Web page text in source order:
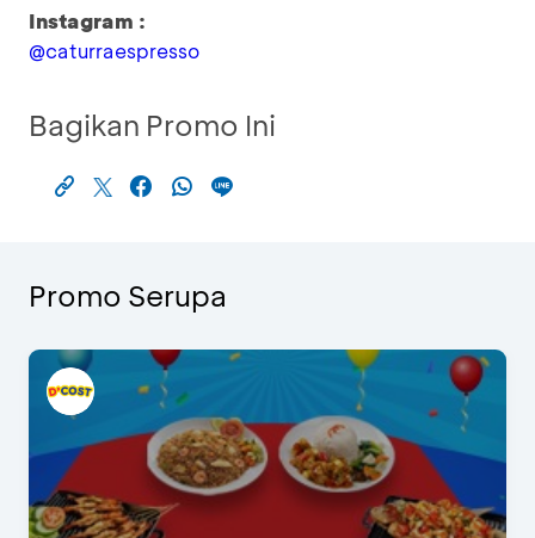
Instagram :
@caturraespresso
Bagikan Promo Ini
Promo Serupa